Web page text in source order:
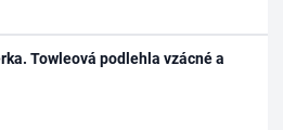
Towleová podlehla vzácné a